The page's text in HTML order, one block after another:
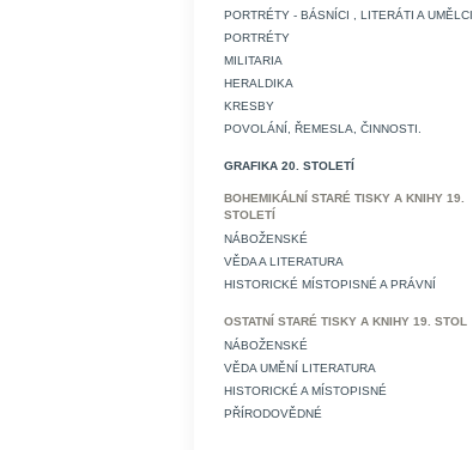
PORTRÉTY - BÁSNÍCI , LITERÁTI A UMĚLCI
PORTRÉTY
MILITARIA
HERALDIKA
KRESBY
POVOLÁNÍ, ŘEMESLA, ČINNOSTI.
GRAFIKA 20. STOLETÍ
BOHEMIKÁLNÍ STARÉ TISKY A KNIHY 19.
STOLETÍ
NÁBOŽENSKÉ
VĚDA A LITERATURA
HISTORICKÉ MÍSTOPISNÉ A PRÁVNÍ
OSTATNÍ STARÉ TISKY A KNIHY 19. STOL
NÁBOŽENSKÉ
VĚDA UMĚNÍ LITERATURA
HISTORICKÉ A MÍSTOPISNÉ
PŘÍRODOVĚDNÉ